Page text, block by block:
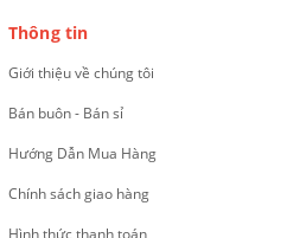
Thông tin
Giới thiệu về chúng tôi
Bán buôn - Bán sỉ
Hướng Dẫn Mua Hàng
Chính sách giao hàng